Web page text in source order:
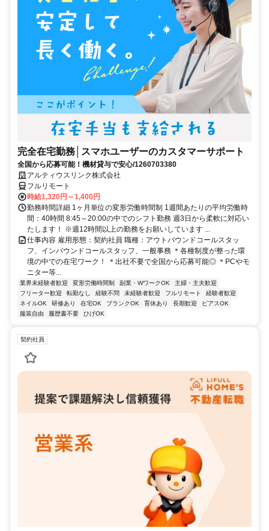
完全在宅勤務│スマホユーザーのカスタマーサポート
全国から応募可能！機材貸与で安心/1260703380
アルティウスリンク株式会社
フルリモート
時給1,320円～1,400円
勤務時間詳細 1ヶ月単位の変形労働時間制 1週間あたりの平均労働時
間：40時間 8:45～20:00の中でのシフト勤務 週3日から柔軟に対応い
たします！ ※週12時間以上の勤務をお願いしています ...
仕事内容 雇用形態：契約社員 職種：アウトバウンドコールスタッ
フ、インバウンドコールスタッフ、一般事務 ＊各種制度が整った環
境の中での在宅ワーク！ ＊出社不要で全国から応募可能◎ ＊PCやモ
ニター等...
業界未経験者歓迎 変形労働時間制 副業・WワークOK
主婦・主夫歓迎
フリーター歓迎
転勤なし 経験不問 未経験者歓迎 フルリモート
経験者歓迎
ネイルOK
研修あり 在宅OK ブランクOK 育休あり 長期歓迎
ピアスOK
服装自由
履歴書不要 ひげOK
契約社員